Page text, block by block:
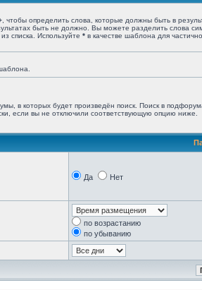
, чтобы определить слова, которые должны быть в
быть не должно. Вы можете разделить слова
списка. Используйте * в качестве шаблона для
в которых будет произведён поиск. Поиск в
если вы не отключили соответствующую опцию ниже.
Да Нет
по возрастанию
по убыванию